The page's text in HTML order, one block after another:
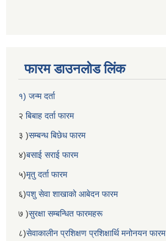
फारम डाउनलोड लिंक
१) जन्म दर्ता
२ बिबाह दर्ता फारम
३ )सम्बन्ध बिछेध फारम
४)बसाई सराई फारम
५)मृतु दर्ता फारम
६)पशु सेवा शाखाको आबेदन फारम
७ )सुरक्षा सम्बन्धित फारमहरू
८)सेवाकालीन प्रशिक्षण प्रशिक्षार्थि मनोनयन फारम